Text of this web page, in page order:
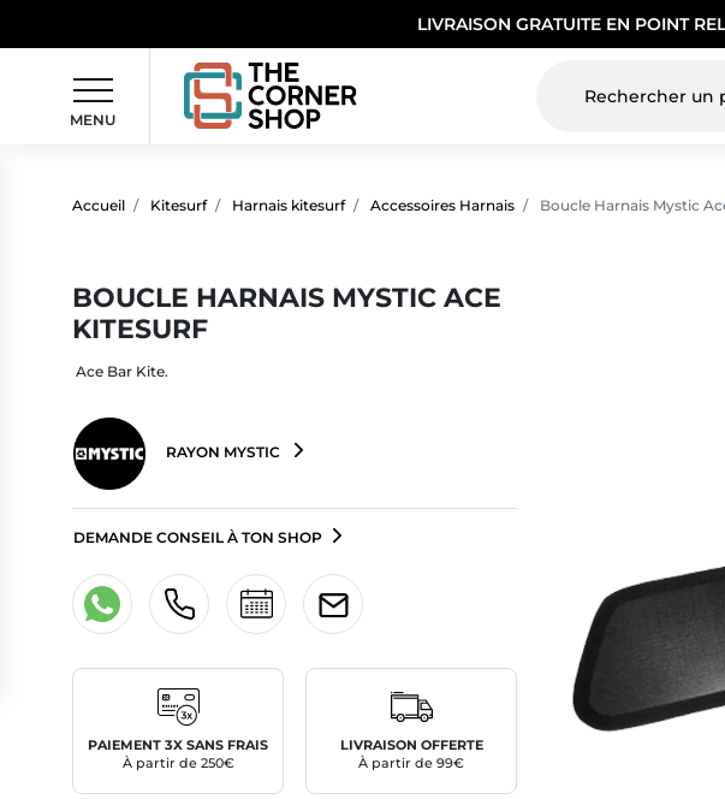
LIVRAISON GRATUITE EN POINT
MENU
Accueil Kitesurf Harnais kitesurf Accessoires Harnais Boucle Harnais Mystic
BOUCLE HARNAIS MYSTIC ACE
KITESURF
Ace Bar Kite.
RAYON MYSTIC
DEMANDE CONSEIL À TON SHOP
PAIEMENT 3X SANS FRAIS
À partir de 250€
LIVRAISON OFFERTE
À partir de 99€